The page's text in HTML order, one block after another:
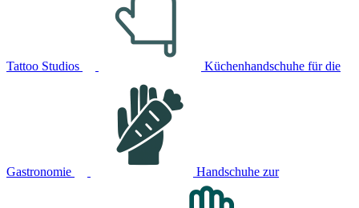
Tattoo Studios Küchenhandschuhe für die
Gastronomie Handschuhe zur